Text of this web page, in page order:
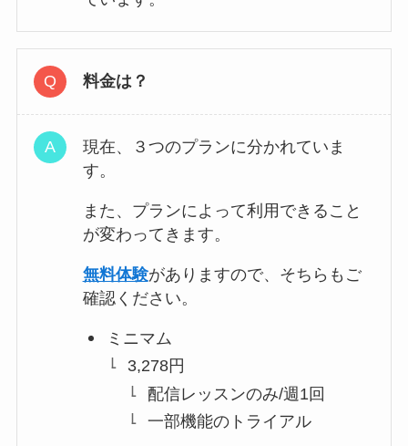
料金は？
現在、３つのプランに分かれていま
す。
また、プランによって利用できること
が変わってきます。
無料体験がありますので、そちらもご
確認ください。
ミニマム
3,278円
配信レッスンのみ/週1回
一部機能のトライアル